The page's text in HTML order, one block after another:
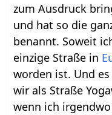
zum Ausdruck
und hat so die
benannt. Soweit
einzige Straße in
worden ist. Und
wir als Straße
wenn ich